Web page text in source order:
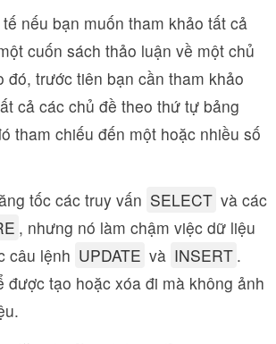
nếu bạn muốn tham khảo tất cả
cuốn sách thảo luận về một chủ
đó, trước tiên bạn cần tham khảo
cả các chủ đề theo thứ tự bảng
tham chiếu đến một hoặc nhiều số
tốc các truy vấn SELECT và các
, nhưng nó làm chậm việc dữ liệu
câu lệnh UPDATE và INSERT .
được tạo hoặc xóa đi mà không ảnh